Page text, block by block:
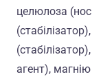
целюлоза
агент),